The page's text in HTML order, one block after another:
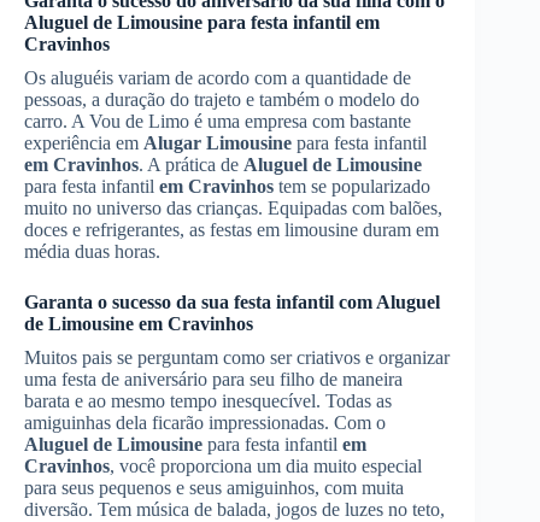
Aluguel de Limousine para festa infantil em
Cravinhos
Os aluguéis variam de acordo com a quantidade de
pessoas, a duração do trajeto e também o modelo do
carro. A Vou de Limo é uma empresa com bastante
experiência em Alugar Limousine para festa infantil
em Cravinhos. A prática de Aluguel de Limousine
para festa infantil em Cravinhos tem se popularizado
muito no universo das crianças. Equipadas com balões,
doces e refrigerantes, as festas em limousine duram em
média duas horas.
Garanta o sucesso da sua festa infantil com Aluguel
de Limousine em Cravinhos
Muitos pais se perguntam como ser criativos e organizar
uma festa de aniversário para seu filho de maneira
barata e ao mesmo tempo inesquecível. Todas as
amiguinhas dela ficarão impressionadas. Com o
Aluguel de Limousine para festa infantil em
Cravinhos, você proporciona um dia muito especial
para seus pequenos e seus amiguinhos, com muita
diversão. Tem música de balada, jogos de luzes no teto,